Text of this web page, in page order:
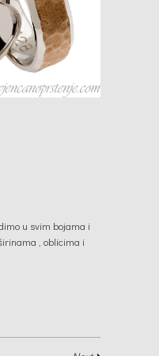
u svim bojama i
, oblicima i